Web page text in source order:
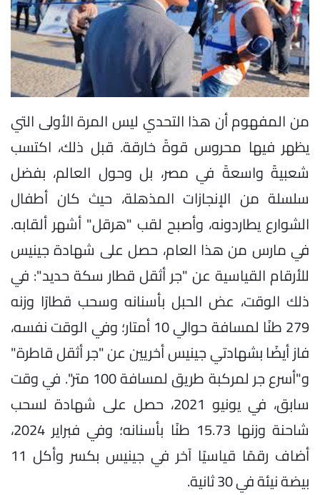
من المفهوم أن هذا التحدي ليس المرة الأولى التي
يظهر فيها محروس قوةً خارقة. قبل ذلك، اكتسب
شعبيةً واسعةً في مصر، بل وحول العالم، بفضل
سلسلة من الإنجازات المذهلة، حيث كان أطفال
الشوارع يطاردونه، وأصبح لقب "هرقل" أشهر ألقابه.
في مارس من هذا العام، حصل على شهادة جينيس
للأرقام القياسية عن "جر أثقل قطار سكة حديد": في
ذلك الوقت، عض الحبل بأسنانه وسحب قطارًا وزنه
279 طنًا لمسافة حوالي 10 أمتار؛ وفي الوقت نفسه،
فاز أيضًا بشهادتي جينيس أخريين عن "جر أثقل قاطرة"
و"أسرع جر لمركبة طريق لمسافة 100 متر". في وقت
سابق، في يونيو 2021، حصل على شهادة لسحب
شاحنة وزنها 15.73 طنًا بأسنانه؛ وفي فبراير 2024،
أضاف رقمًا قياسيًا آخر في جينيس بكسر وأكل 11
بيضة نيئة في 30 ثانية.